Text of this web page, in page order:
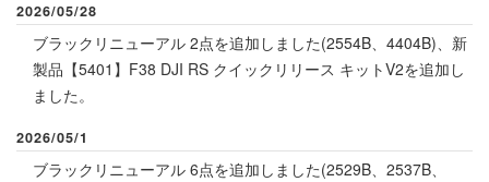
2026/05/28
ブラックリニューアル 2点を追加しました(2554B、 4404B)、新
製品 【5401】F38 DJI RS クイックリリース キットV2を追加し
ました。
2026/05/1
ブラックリニューアル 6点を追加しました(2529B、 2537B、